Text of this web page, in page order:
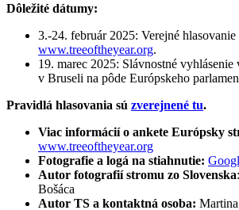
Dôležité dátumy:
3.-24. február 2025: Verejné hlasovanie
www.treeoftheyear.org.
19. marec 2025: Slávnostné
v Bruseli na pôde Európskeho
Pravidlá hlasovania sú zverejnené tu.
Viac informácií o ankete Európsky
www.treeoftheyear.org
Fotografie a logá na stiahnutie:
Autor fotografií stromu zo Slovenska
Bošáca
Autor TS a kontaktná osoba: